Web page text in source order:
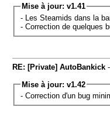
Mise à jour: v1.41
- Les Steamids dans la
- Correction de quelques
RE: [Private] AutoBankick -
Mise à jour: v1.42
- Correction d'un bug